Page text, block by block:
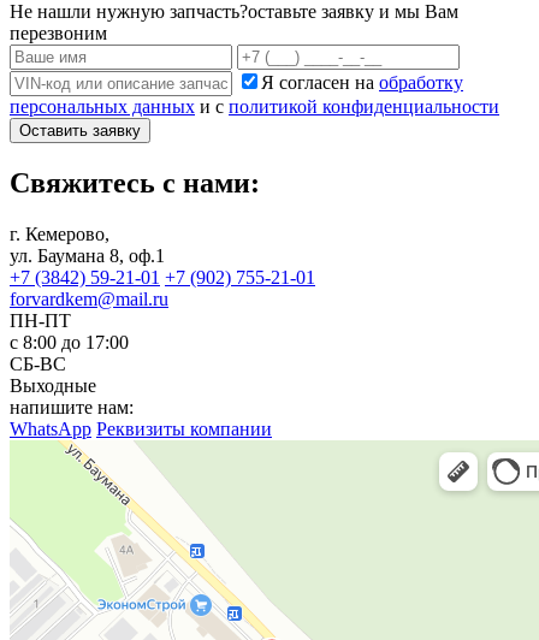
Не нашли нужную запчасть?оставьте заявку и мы Вам
перезвоним
Я согласен на обработку
персональных данных и с политикой конфиденциальности
Оставить заявку
Свяжитесь с нами:
г. Кемерово,
ул. Баумана 8, оф.1
+7 (3842) 59-21-01 +7 (902) 755-21-01
forvardkem@mail.ru
ПН-ПТ
с 8:00 до 17:00
СБ-ВС
Выходные
напишите нам:
WhatsApp Реквизиты компании